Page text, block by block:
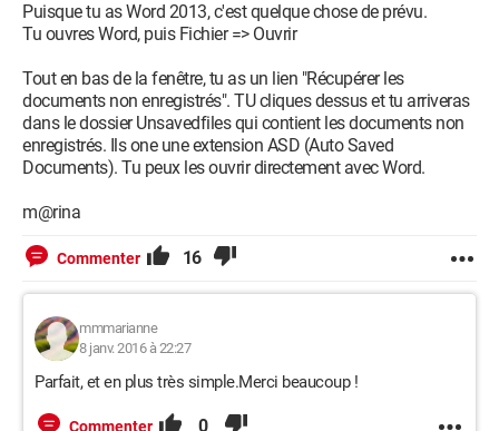
Puisque tu as Word 2013, c'est quelque chose de prévu.
Tu ouvres Word, puis Fichier => Ouvrir
Tout en bas de la fenêtre, tu as un lien "Récupérer les
documents non enregistrés". TU cliques dessus et tu arriveras
dans le dossier Unsavedfiles qui contient les documents non
enregistrés. Ils one une extension ASD (Auto Saved
Documents). Tu peux les ouvrir directement avec Word.
m@rina
Commenter 16
mmmarianne
8 janv. 2016 à 22:27
Parfait, et en plus très simple.Merci beaucoup !
Commenter 0